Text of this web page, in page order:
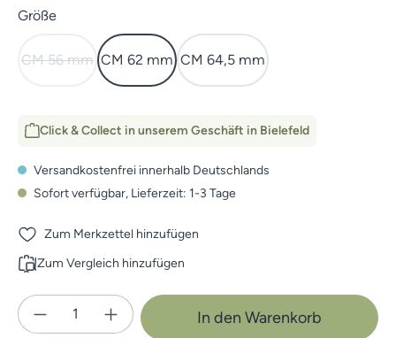
Größeauswählen
CM 56 mm
(Diese Option ist zurzeit nicht verfügbar.)
CM 62 mm CM 64,5 mm
Click & Collect in unserem Geschäft in Bielefeld
Versandkostenfrei innerhalb Deutschlands
Sofort verfügbar, Lieferzeit: 1-3 Tage
Zum Merkzettel hinzufügen
Zum Vergleich hinzufügen
Produkt Anzahl: Gib den gewünschten
In den Warenkorb